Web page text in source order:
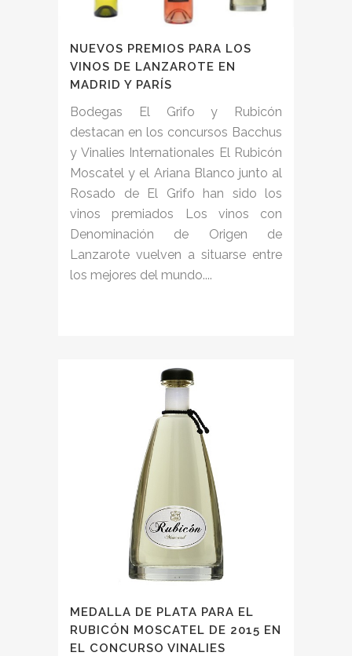
NUEVOS PREMIOS PARA LOS
VINOS DE LANZAROTE EN
MADRID Y PARÍS
Bodegas El Grifo y Rubicón
destacan en los concursos Bacchus
y Vinalies Internationales El Rubicón
Moscatel y el Ariana Blanco junto al
Rosado de El Grifo han sido los
vinos premiados Los vinos con
Denominación de Origen de
Lanzarote vuelven a situarse entre
los mejores del mundo....
MEDALLA DE PLATA PARA EL
RUBICÓN MOSCATEL DE 2015 EN
EL CONCURSO VINALIES